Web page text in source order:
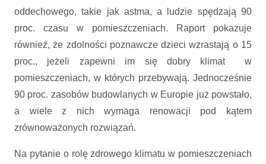
oddechowego, takie jak astma, a ludzie spędzają 90
proc. czasu w pomieszczeniach. Raport pokazuje
również, że zdolności poznawcze dzieci wzrastają o 15
proc., jeżeli zapewni im się dobry klimat w
pomieszczeniach, w których przebywają. Jednocześnie
90 proc. zasobów budowlanych w Europie już powstało,
a wiele z nich wymaga renowacji pod kątem
zrównoważonych rozwiązań.
Na pytanie o rolę zdrowego klimatu w pomieszczeniach